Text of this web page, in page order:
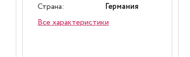
Страна:
Германия
Все характеристики